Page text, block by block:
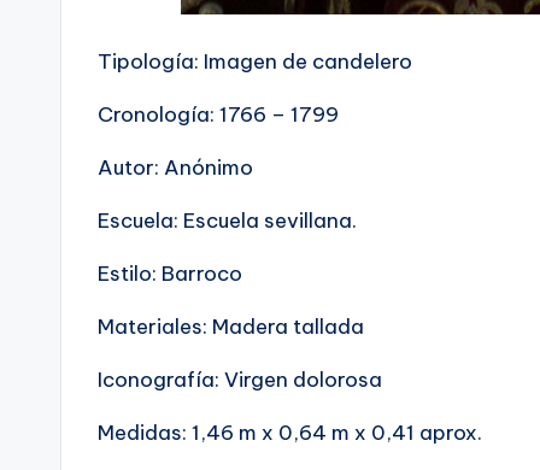
Tipología: Imagen de candelero
Cronología: 1766 – 1799
Autor: Anónimo
Escuela: Escuela sevillana.
Estilo: Barroco
Materiales: Madera tallada
Iconografía: Virgen dolorosa
Medidas: 1,46 m x 0,64 m x 0,41 aprox.